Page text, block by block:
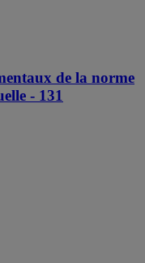
de la norme
- 131